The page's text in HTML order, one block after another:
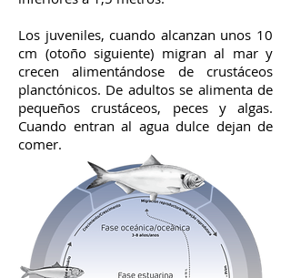
Los juveniles, cuando alcanzan unos 10
cm (otoño siguiente) migran al mar y
crecen alimentándose de crustáceos
planctónicos. De adultos se alimenta de
pequeños crustáceos, peces y algas.
Cuando entran al agua dulce dejan de
comer.